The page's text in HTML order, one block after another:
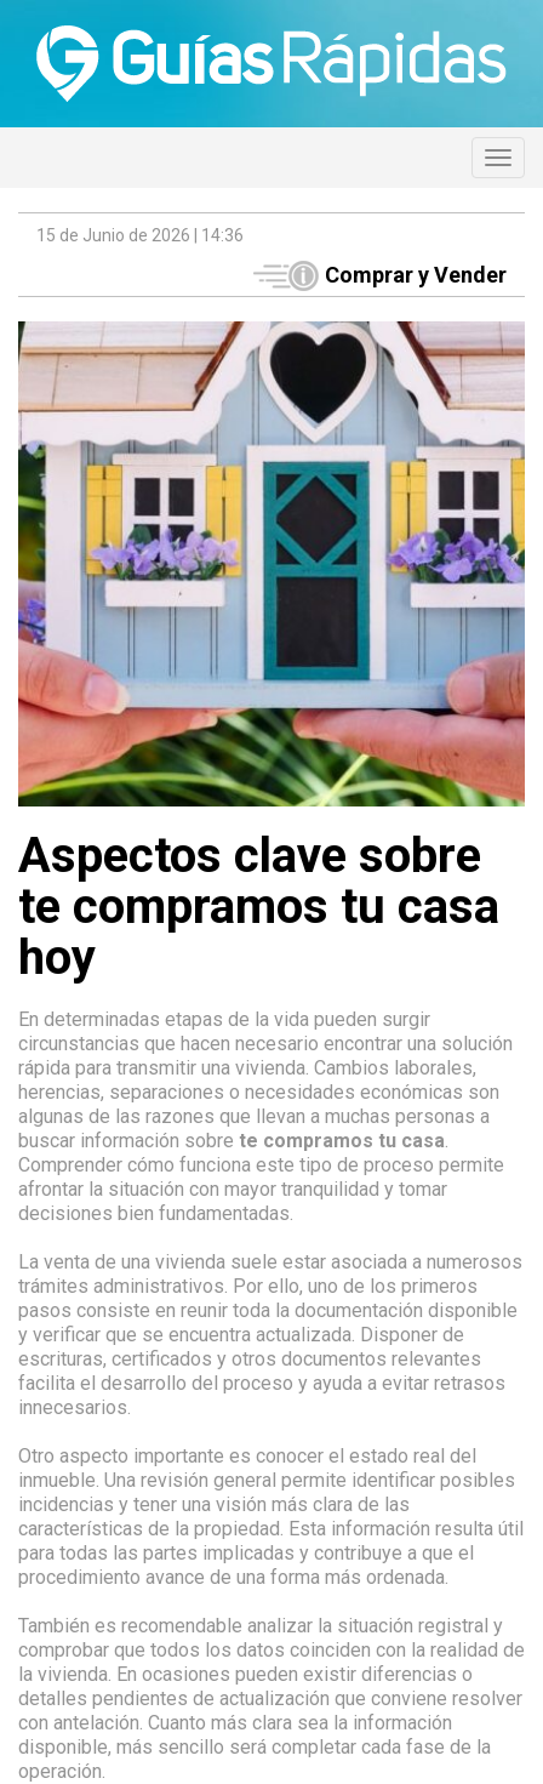
15 de Junio de 2026 | 14:36
Comprar y Vender
Aspectos clave sobre
te compramos tu casa
hoy
En determinadas etapas de la vida pueden surgir
circunstancias que hacen necesario encontrar una solución
rápida para transmitir una vivienda. Cambios laborales,
herencias, separaciones o necesidades económicas son
algunas de las razones que llevan a muchas personas a
buscar información sobre te compramos tu casa.
Comprender cómo funciona este tipo de proceso permite
afrontar la situación con mayor tranquilidad y tomar
decisiones bien fundamentadas.
La venta de una vivienda suele estar asociada a numerosos
trámites administrativos. Por ello, uno de los primeros
pasos consiste en reunir toda la documentación disponible
y verificar que se encuentra actualizada. Disponer de
escrituras, certificados y otros documentos relevantes
facilita el desarrollo del proceso y ayuda a evitar retrasos
innecesarios.
Otro aspecto importante es conocer el estado real del
inmueble. Una revisión general permite identificar posibles
incidencias y tener una visión más clara de las
características de la propiedad. Esta información resulta útil
para todas las partes implicadas y contribuye a que el
procedimiento avance de una forma más ordenada.
También es recomendable analizar la situación registral y
comprobar que todos los datos coinciden con la realidad de
la vivienda. En ocasiones pueden existir diferencias o
detalles pendientes de actualización que conviene resolver
con antelación. Cuanto más clara sea la información
disponible, más sencillo será completar cada fase de la
operación.